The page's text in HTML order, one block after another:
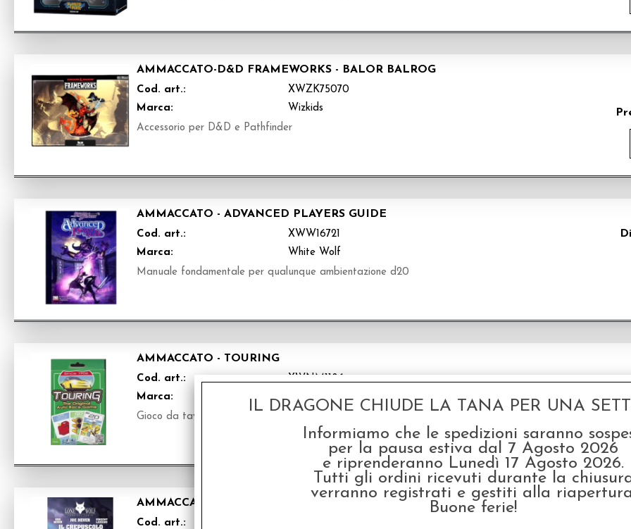
AMMACCATO-D&D FRAMEWORKS - BALOR BALROG
Cod. art.:
XWZK75070
Marca:
Wizkids
Accessorio per D&D e Pathfinder
AMMACCATO - ADVANCED PLAYERS GUIDE
Cod. art.:
XWW16721
Marca:
White Wolf
Manuale fondamentale per qualunque ambientazione d20
AMMACCATO - TOURING
Cod. art.:
Marca:
Atlas Games
Gioco da tavolo in inglese
AMMACCATO - LUPO SOLITARIO VOL.31 - IL CREPUSCOLO DELLA NOTTE ETERNA
Cod. art.:
IL DRAGONE CHIUDE LA TANA PER UNA
Informiamo che le spedizioni saranno
per la pausa estiva dal 7 Agosto 2026
e riprenderanno Lunedì 17 Agosto 2026.
Tutti gli ordini ricevuti durante la
verranno registrati e gestiti alla
Buone ferie!